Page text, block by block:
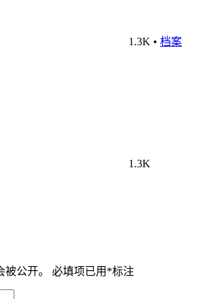
1.3K • 档案
1.3K
公开。 必填项已用 *标注